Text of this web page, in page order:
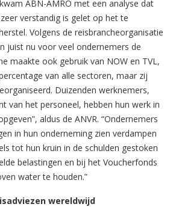
ABN-AMRO met een analyse dat
verstandig is gelet op het te
Volgens de reisbrancheorganisatie
juist nu voor veel ondernemers de
maakte ook gebruik van NOW en TVL,
van alle sectoren, maar zij
Duizenden werknemers,
van het personeel, hebben hun werk in
aldus de ANVR. “Ondernemers
in hun onderneming zien verdampen
tot hun kruin in de schulden gestoken
belastingen en bij het Voucherfonds
water te houden.”
wereldwijd